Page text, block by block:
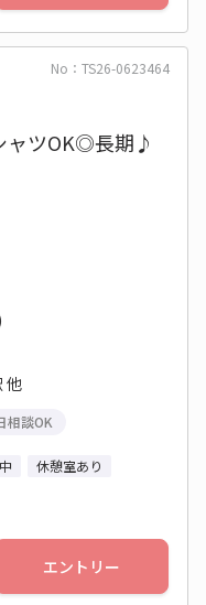
No：TS26-0623464
ャツOK◎長期♪
他
相談OK
休憩室あり
エントリー